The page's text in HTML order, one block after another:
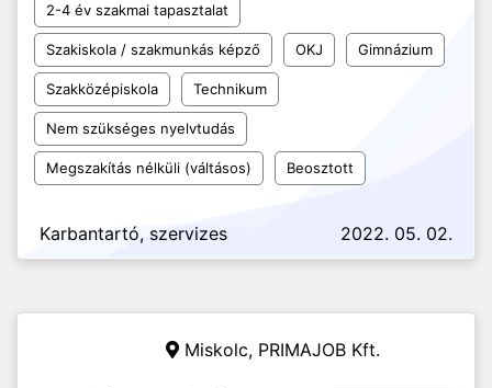
2-4 év szakmai tapasztalat
Szakiskola / szakmunkás képző OKJ Gimnázium
Szakközépiskola Technikum
Nem szükséges nyelvtudás
Megszakítás nélküli (váltásos) Beosztott
Karbantartó, szervizes 2022. 05. 02.
Miskolc, PRIMAJOB Kft.